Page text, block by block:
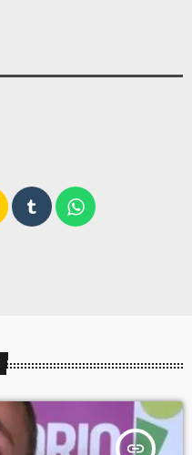
insert_link